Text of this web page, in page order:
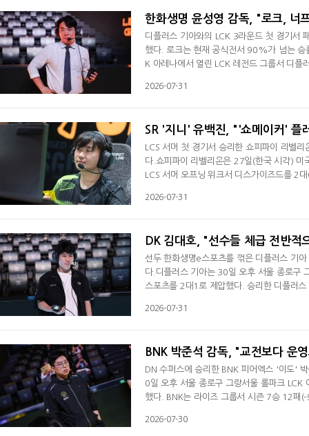
한화생명 윤성영 감독, "로크, 너
디플러스 기아와의 LCK 3라운드 첫 경기서
했다. 로크는 현재 공식전서 90%가 넘는 승
K 아레나에서 열린 LCK 레전드 그룹서 디
완하면 될 거 같다"고 복기했다. 계속 바뀌는
2026-07-31
SR '지니' 유백진, "'쇼메이커' 플
LCS 서머 첫 경기서 승리한 쇼피파이 리벨
다.쇼피파이 리벨리온은 27일(한국 시각) 미
LCS 서머 오프닝 위크서 디스가이즈드를 2
혔다. 쇼피파이 리벨리온은 서머를 앞두고
2026-07-31
DK 김대호, "선수들 체급 전반적
선두 한화생명e스포츠를 꺾은 디플러스 기
다.디플러스 기아는 30일 오후 서울 종로구
스포츠를 2대1로 제압했다. 승리한 디플러
기를 승리로 시작해 기분이 너무 좋다"면서
2026-07-31
BNK 박준석 감독, "교전보다 운
DN 수퍼스에 승리한 BNK 피어엑스 '이도'
0일 오후 서울 종로구 그랑서울 롤파크 LCK
했다. BNK는 라이즈 그룹서 시즌 7승 12패
했다. 교전보다는 운영으로 이겼다고 생각
2026-07-30